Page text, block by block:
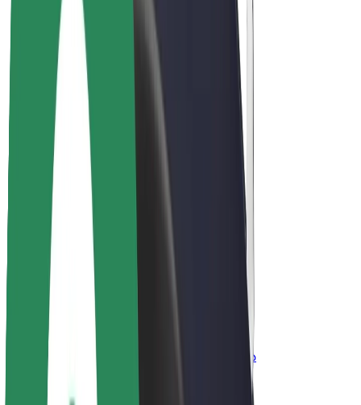
Bolt Food პარტნიორები
ავტოპარკები
ფრენჩაიზი
კომპანია
ვაკანსიები
Bolt-ის შესახებ
Bolt და ეკომეგობრულობა
ნულოვანი პროექტი
ბლოგი
სიახლეები
ბრენდის გზამკვლევი
მისია
ინვესტორებთან ურთიერთობა